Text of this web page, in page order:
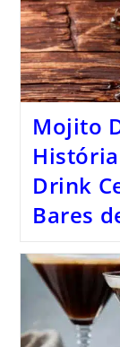
Mojito
Drink
Bares